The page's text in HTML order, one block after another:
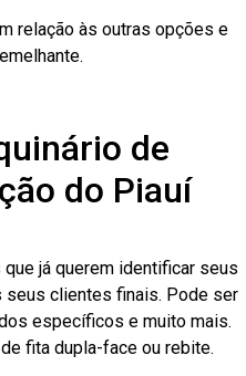
relação às outras opções e
de
do Piauí
já querem identificar seus
clientes finais. Pode ser
específicos e muito mais.
fita dupla-face ou rebite.